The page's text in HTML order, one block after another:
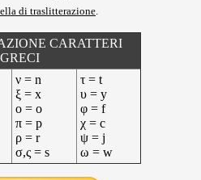
di traslitterazione
CARATTERI
GRECI
ν = n
ξ = x
ο = o
π = p
ρ = r
σ,ς = s
τ = t
υ = y
φ = f
χ = c
ψ = j
ω = w